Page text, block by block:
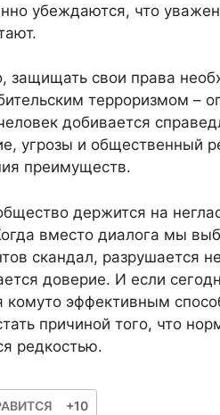
убеждаются, что
защищать свои права
терроризмом –
добивается
угрозы и общественный
преимуществ.
держится на
вместо диалога мы
скандал, разрушается
доверие. И если
комуто эффективным
причиной того, что
редкостью.
+10